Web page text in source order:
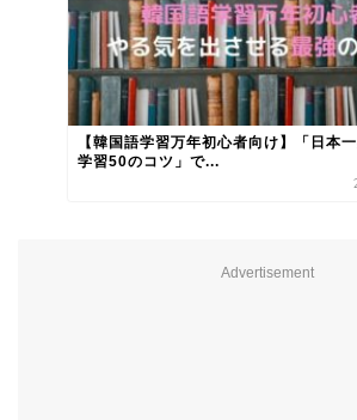
【韓国語学習万年初心者向け】「日本
学習50のコツ」で...
Advertisement